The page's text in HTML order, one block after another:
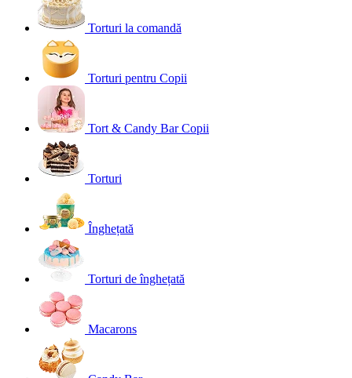
Torturi la comandă
Torturi pentru Copii
Tort & Candy Bar Copii
Torturi
Înghețată
Torturi de înghețată
Macarons